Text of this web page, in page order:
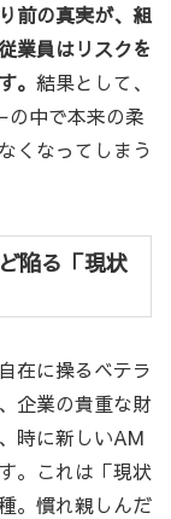
前の真実が、組
業員はリスクを
。 結果として、
の中で本来の柔
くなってしまう
陥る「現状
在に操るベテラ
企業の貴重な財
時に新しいAM
。これは「現状
。慣れ親しんだ